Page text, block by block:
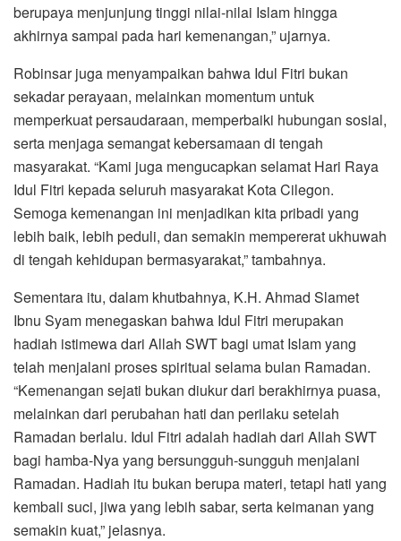
berupaya menjunjung tinggi nilai-nilai Islam hingga
akhirnya sampai pada hari kemenangan,” ujarnya.
Robinsar juga menyampaikan bahwa Idul Fitri bukan
sekadar perayaan, melainkan momentum untuk
memperkuat persaudaraan, memperbaiki hubungan sosial,
serta menjaga semangat kebersamaan di tengah
masyarakat. “Kami juga mengucapkan selamat Hari Raya
Idul Fitri kepada seluruh masyarakat Kota Cilegon.
Semoga kemenangan ini menjadikan kita pribadi yang
lebih baik, lebih peduli, dan semakin mempererat ukhuwah
di tengah kehidupan bermasyarakat,” tambahnya.
Sementara itu, dalam khutbahnya, K.H. Ahmad Slamet
Ibnu Syam menegaskan bahwa Idul Fitri merupakan
hadiah istimewa dari Allah SWT bagi umat Islam yang
telah menjalani proses spiritual selama bulan Ramadan.
“Kemenangan sejati bukan diukur dari berakhirnya puasa,
melainkan dari perubahan hati dan perilaku setelah
Ramadan berlalu. Idul Fitri adalah hadiah dari Allah SWT
bagi hamba-Nya yang bersungguh-sungguh menjalani
Ramadan. Hadiah itu bukan berupa materi, tetapi hati yang
kembali suci, jiwa yang lebih sabar, serta keimanan yang
semakin kuat,” jelasnya.